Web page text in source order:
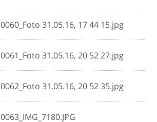
0060_Foto 31.05.16, 17 44 15.jpg
0061_Foto 31.05.16, 20 52 27.jpg
0062_Foto 31.05.16, 20 52 35.jpg
0063_IMG_7180.JPG